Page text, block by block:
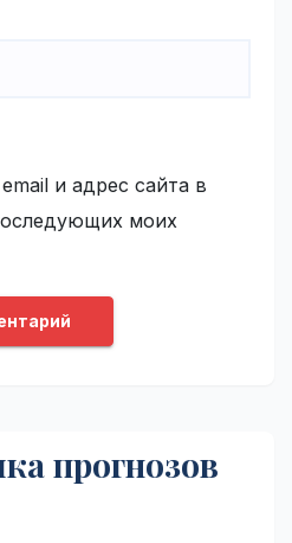
и адрес сайта в
моих
прогнозов